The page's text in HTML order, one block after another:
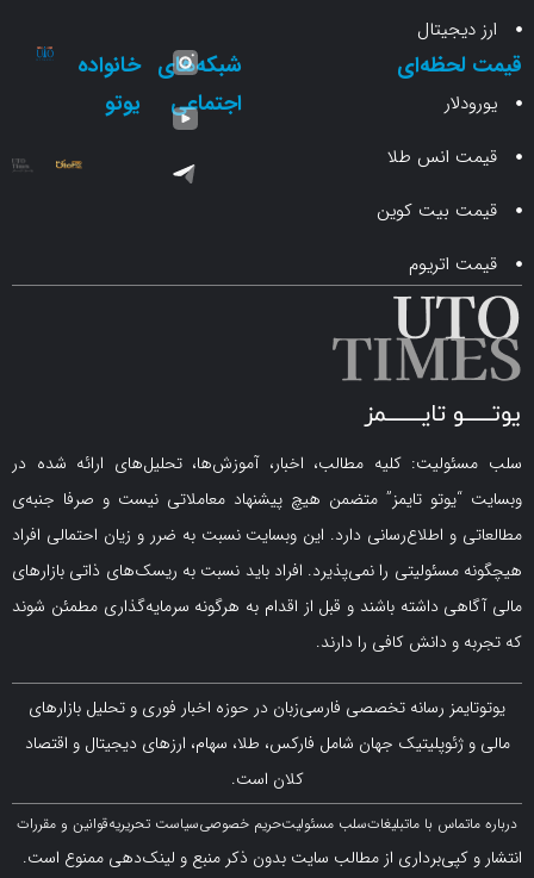
انس طلا
بیت کوین
شبکه‌های خانواده
یوتو
کلیه مطالب، اخبار، آموزش‌ها، تحلیل‌های ارائه شده در
تایمز” متضمن هیچ پیشنهاد معاملاتی نیست و صرفا جنبه‌ی
اطلاع‌رسانی دارد. این وبسایت نسبت به ضرر و زیان احتمالی افراد
را نمی‌پذیرد. افراد باید نسبت به ریسک‌های ذاتی بازارهای
داشته باشند و قبل از اقدام به هرگونه سرمایه‌گذاری مطمئن شوند
دانش کافی را دارند.
رسانه تخصصی فارسی‌زبان در حوزه اخبار فوری و تحلیل بازارهای
جهان شامل فارکس، طلا، سهام، ارزهای دیجیتال و اقتصاد
با ما تبلیغاتسلب مسئولیتحریم خصوصیسیاست تحریریهقوانین و مقررات
از مطالب سایت بدون ذکر منبع و لینک‌دهی ممنوع است.